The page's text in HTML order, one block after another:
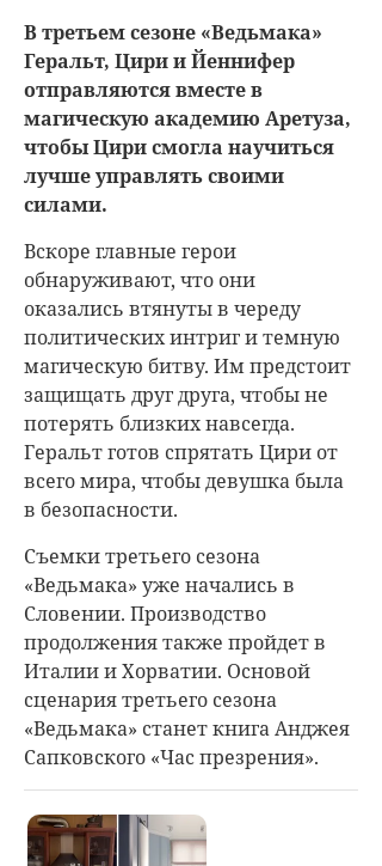
В третьем сезоне «Ведьмака»
Геральт, Цири и Йеннифер
отправляются вместе в
магическую академию Аретуза,
чтобы Цири смогла научиться
лучше управлять своими
силами.
Вскоре главные герои
обнаруживают, что они
оказались втянуты в череду
политических интриг и темную
магическую битву. Им предстоит
защищать друг друга, чтобы не
потерять близких навсегда.
Геральт готов спрятать Цири от
всего мира, чтобы девушка была
в безопасности.
Съемки третьего сезона
«Ведьмака» уже начались в
Словении. Производство
продолжения также пройдет в
Италии и Хорватии. Основой
сценария третьего сезона
«Ведьмака» станет книга Анджея
Сапковского «Час презрения».